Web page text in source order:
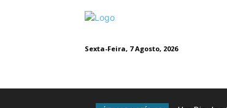
Sexta-Feira, 7 Agosto, 2026